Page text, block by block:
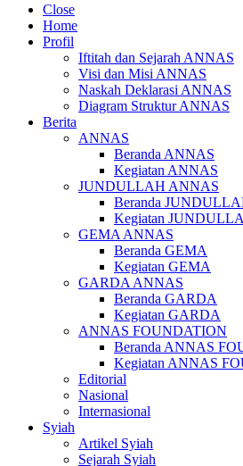
Close
Home
Profil
Iftitah dan Sejarah ANNAS
Visi dan Misi ANNAS
Naskah Deklarasi ANNAS
Diagram Struktur ANNAS
Berita
ANNAS
Beranda ANNAS
Kegiatan ANNAS
JUNDULLAH ANNAS
Beranda
Kegiatan
GEMA ANNAS
Beranda GEMA
Kegiatan GEMA
GARDA ANNAS
Beranda GARDA
Kegiatan GARDA
ANNAS FOUNDATION
Beranda ANNAS
Kegiatan ANNAS
Editorial
Nasional
Internasional
Syiah
Artikel Syiah
Sejarah Syiah